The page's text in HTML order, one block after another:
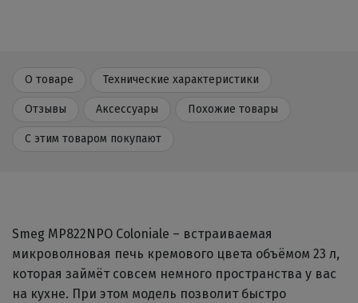
О товаре Технические характеристики
Отзывы Аксессуары Похожие товары
С этим товаром покупают
Smeg MP822NPO Coloniale – встраиваемая
микроволновая печь кремового цвета объёмом 23 л,
которая займёт совсем немного пространства у вас
на кухне. При этом модель позволит быстро